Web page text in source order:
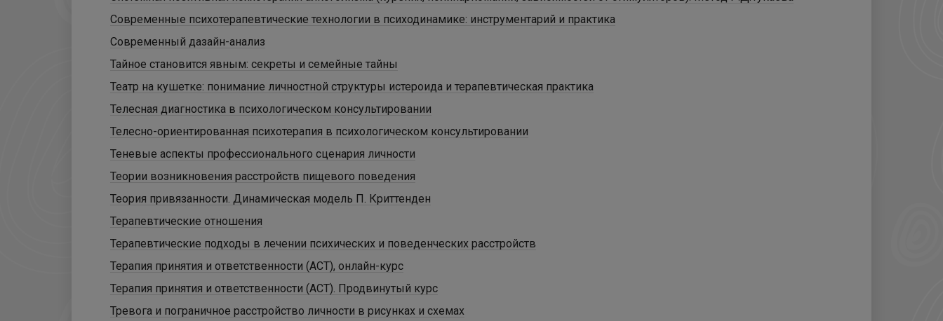
Современные психотерапевтические технологии в психодинамике: инструментарий и практика
Современный дазайн-анализ
Тайное становится явным: секреты и семейные тайны
Театр на кушетке: понимание личностной структуры истероида и терапевтическая практика
Телесная диагностика в психологическом консультировании
Телесно-ориентированная психотерапия в психологическом консультировании
Теневые аспекты профессионального сценария личности
Теории возникновения расстройств пищевого поведения
Теория привязанности. Динамическая модель П. Криттенден
Терапевтические отношения
Терапевтические подходы в лечении психических и поведенческих расстройств
Терапия принятия и ответственности (АСТ), онлайн-курс
Терапия принятия и ответственности (АСТ). Продвинутый курс
Тревога и пограничное расстройство личности в рисунках и схемах